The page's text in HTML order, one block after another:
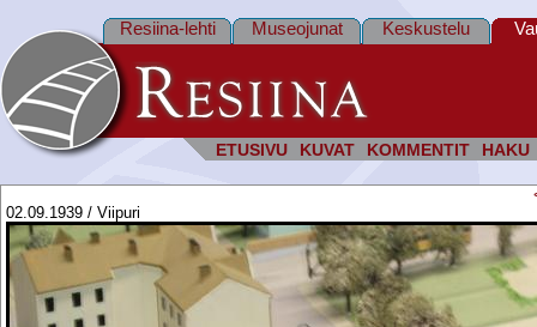
ETUSIVU KUVAT KOMMENTIT HAKU
Resiina-lehti Museojunat Keskustelu
02.09.1939 / Viipuri